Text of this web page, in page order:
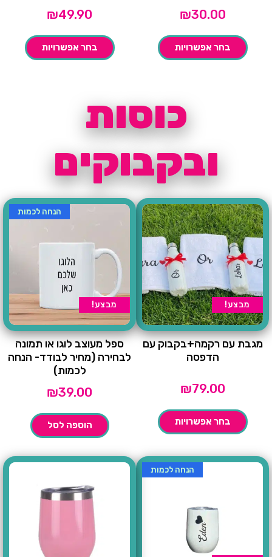
₪30.00
בחר אפשרויות
₪49.90
בחר אפשרויות
כוסות
ובקבוקים
מבצע!
מגבת עם רקמה+בקבוק עם
הדפסה
₪79.00
בחר אפשרויות
מבצע!
הנחה לכמות
ספל מעוצב לוגו או תמונה
לבחירה (מחיר לבודד- הנחה
לכמות)
₪39.00
הוספה לסל
הנחה לכמות